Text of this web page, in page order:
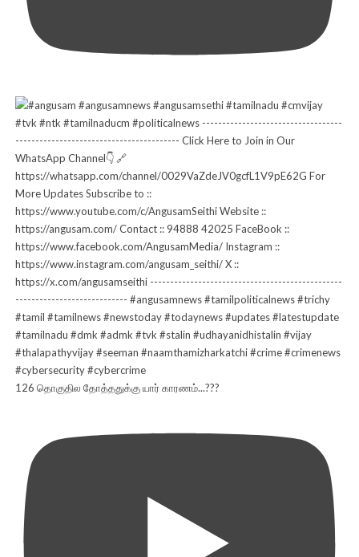
126 தொகுதில தோத்ததுக்கு யார் காரணம்...???